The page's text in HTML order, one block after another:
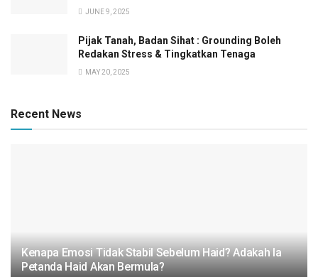
JUNE 9, 2025
Pijak Tanah, Badan Sihat : Grounding Boleh
Redakan Stress & Tingkatkan Tenaga
MAY 20, 2025
Recent News
Kenapa Emosi Tidak Stabil Sebelum Haid? Adakah Ia
Petanda Haid Akan Bermula?